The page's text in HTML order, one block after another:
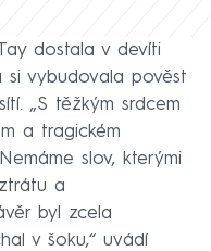
dostala v devíti
si vybudovala pověst
„S těžkým srdcem
a tragickém
slov, kterými
a
byl zcela
v šoku,“ uvádí